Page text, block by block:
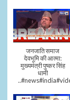
जनजाति समाज
देवभूमि की आत्मा:
मुख्यमंत्री पुष्कर सिंह
धामी